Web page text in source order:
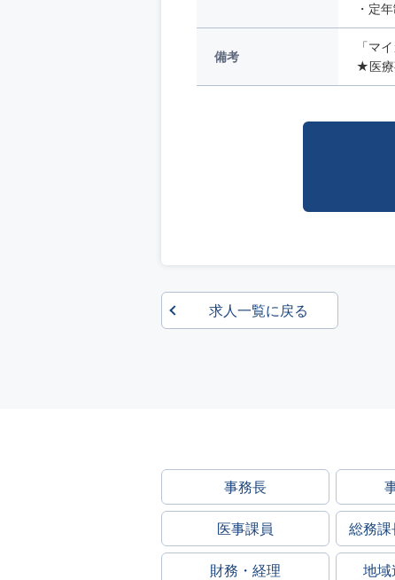
・定
備考
「マ
★医療
求人一覧に戻る
事務長
医事課員 総務課
財務・経理 地域